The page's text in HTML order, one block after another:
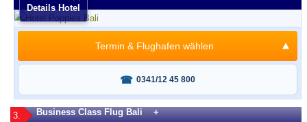
Details Hotel
0341/12 45 800
Termin & Flughafen wählen
3.
Business Class Flug Bali +